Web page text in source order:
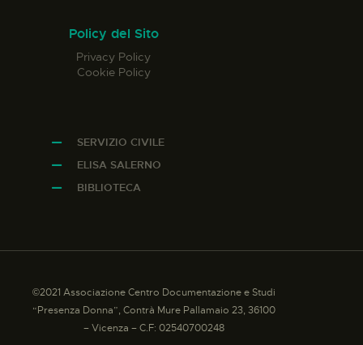
Policy del Sito
Privacy Policy
Cookie Policy
SERVIZIO CIVILE
ELISA SALERNO
BIBLIOTECA
©2021 Associazione Centro Documentazione e Studi
“Presenza Donna”, Contrà Mure Pallamaio 23, 36100
– Vicenza – C.F: 02540700248